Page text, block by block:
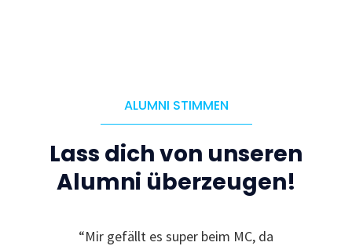
ALUMNI STIMMEN
Lass dich von unseren
Alumni überzeugen!
“Mir gefällt es super beim MC, da